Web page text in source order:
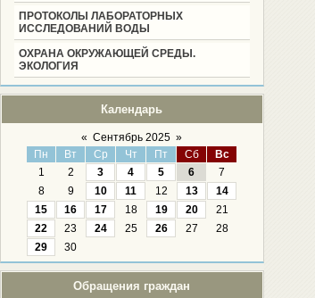
ПРОТОКОЛЫ ЛАБОРАТОРНЫХ
ИССЛЕДОВАНИЙ ВОДЫ
ОХРАНА ОКРУЖАЮЩЕЙ СРЕДЫ.
ЭКОЛОГИЯ
Календарь
« Сентябрь 2025 »
Пн
Вт Ср Чт Пт Сб
Вс
1
2 3 4 5 6
7
8
9 10 11 12 13
14
15
16 17 18 19 20
21
22
23 24 25 26 27
28
29
30
Обращения граждан